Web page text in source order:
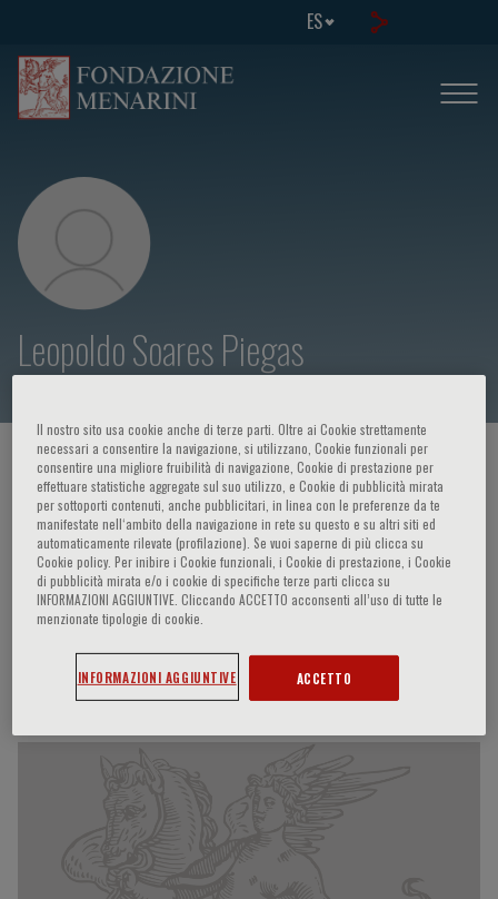
ES
Leopoldo Soares Piegas
HOME PAGE / CURSOS Y EVENTOS / ORADOR
Leopoldo Soares Piegas
Participaciones del ponente
Il nostro sito usa cookie anche di terze parti. Oltre ai Cookie strettamente
necessari a consentire la navigazione, si utilizzano, Cookie funzionali per
consentire una migliore fruibilità di navigazione, Cookie di prestazione per
effettuare statistiche aggregate sul suo utilizzo, e Cookie di pubblicità mirata
per sottoporti contenuti, anche pubblicitari, in linea con le preferenze da te
manifestate nell‘ambito della navigazione in rete su questo e su altri siti ed
automaticamente rilevate (profilazione). Se vuoi saperne di più clicca su
Cookie policy. Per inibire i Cookie funzionali, i Cookie di prestazione, i Cookie
di pubblicità mirata e/o i cookie di specifiche terze parti clicca su
INFORMAZIONI AGGIUNTIVE. Cliccando ACCETTO acconsenti all’uso di tutte le
menzionate tipologie di cookie.
INFORMAZIONI AGGIUNTIVE ACCETTO